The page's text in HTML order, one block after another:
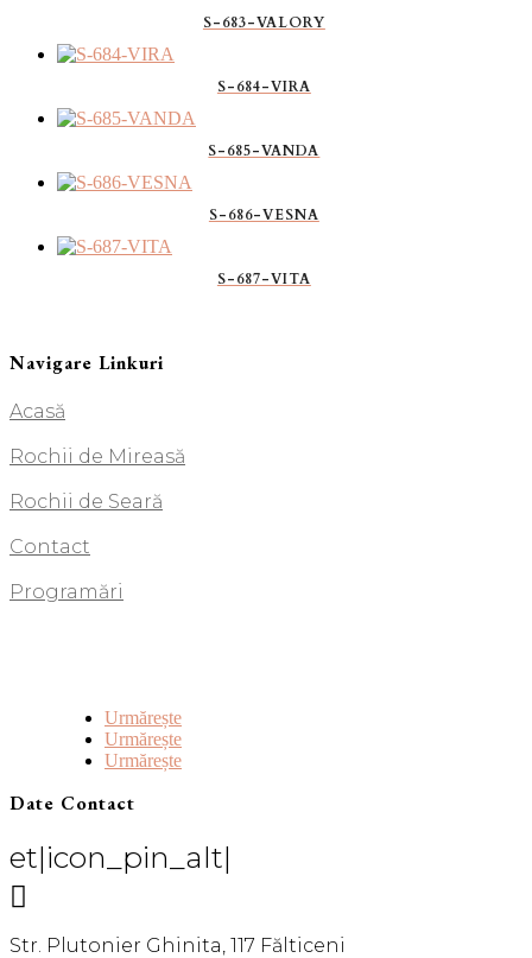
S-683-VALORY
S-684-VIRA
S-685-VANDA
S-686-VESNA
S-687-VITA
Navigare Linkuri
Acasă
Rochii de Mireasă
Rochii de Seară
Contact
Programări
Urmărește
Urmărește
Urmărește
Date Contact
et|icon_pin_alt|

Str. Plutonier Ghinita, 117 Fălticeni